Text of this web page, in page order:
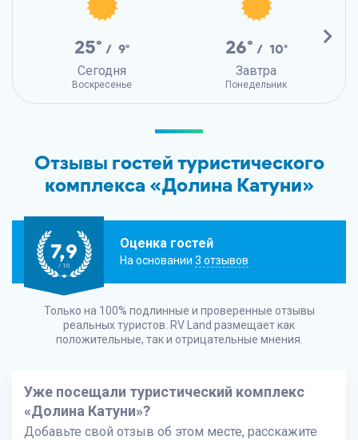
25° / 9°
Сегодня
Воскресенье
26° / 10°
Завтра
Понедельник
Отзывы гостей туристического
комплекса «Долина Катуни»
7,9
/ 10
Оценка гостей
На основании 3 отзывов
Только на 100% подлинные и проверенные отзывы
реальных туристов. RV Land размещает как
положительные, так и отрицательные мнения.
Уже посещали туристический комплекс
«Долина Катуни»?
Добавьте свой отзыв об этом месте, расскажите